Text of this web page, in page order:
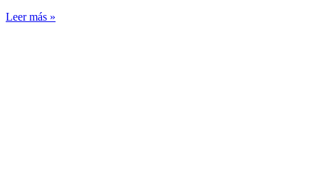
Leer más »